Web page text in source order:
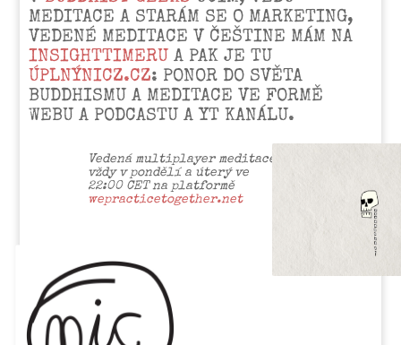
MEDITACE A STARÁM SE O MARKETING,
VEDENÉ MEDITACE V ČEŠTINE MÁM NA
INSIGHTTIMERU A PAK JE TU
ÚPLNÝNICZ.CZ: PONOR DO SVĚTA
BUDDHISMU A MEDITACE VE FORMĚ
WEBU A PODCASTU A YT KANÁLU.
Vedená multiplayer meditace
vždy v pondělí a úterý ve
22:00 CET na platformě
wepracticetogether.net